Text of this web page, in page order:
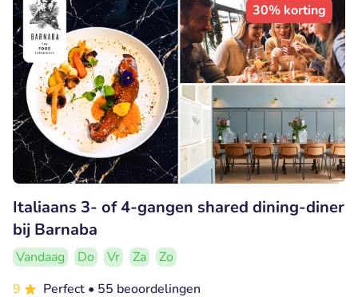
30% korting
Italiaans 3- of 4-gangen shared dining-diner
bij Barnaba
Vandaag Do Vr Za
Zo
9
Perfect • 55 beoordelingen